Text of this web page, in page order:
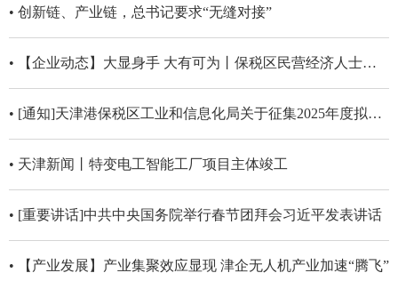
• 创新链、产业链，总书记要求“无缝对接”
• 【企业动态】大显身手 大有可为丨保税区民营经济人士热议民营企业座谈会
• [通知]天津港保税区工业和信息化局关于征集2025年度拟开展自愿清洁生产审核企业信息的通知
• 天津新闻丨特变电工智能工厂项目主体竣工
• [重要讲话]中共中央国务院举行春节团拜会习近平发表讲话
• 【产业发展】产业集聚效应显现 津企无人机产业加速“腾飞”